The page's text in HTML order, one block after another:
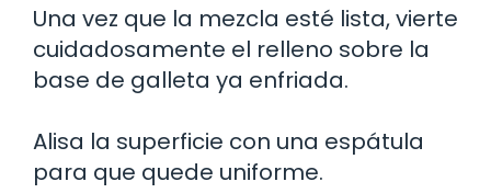
Una vez que la mezcla esté lista, vierte
cuidadosamente el relleno sobre la
base de galleta ya enfriada.
Alisa la superficie con una espátula
para que quede uniforme.